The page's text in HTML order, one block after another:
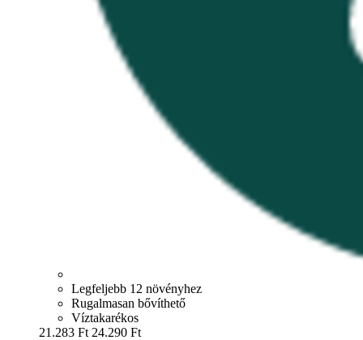
Legfeljebb 12 növényhez
Rugalmasan bővíthető
Víztakarékos
21.283 Ft 24.290 Ft